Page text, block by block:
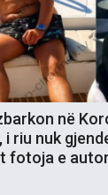
në
riu nuk
fotoja e